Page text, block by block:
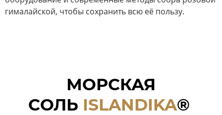
гималайской, чтобы сохранить всю её пользу.
МОРСКАЯ
СОЛЬ ISLANDIKA®